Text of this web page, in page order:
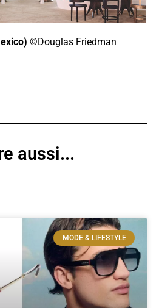
©Douglas Friedman
aussi...
MODE & LIFESTYLE